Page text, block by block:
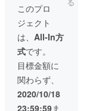
可能性
もござ
いま
す。ご
了承く
ださ
い。
生産、
配送状
況によ
り遅れ
る可能
性もご
ざいま
す。 ※
送料込
の価格
となり
このプロ
ジェクト
は、 All-In方
式です。
目標金額に
関わらず、
2020/10/18
23:59:59ま